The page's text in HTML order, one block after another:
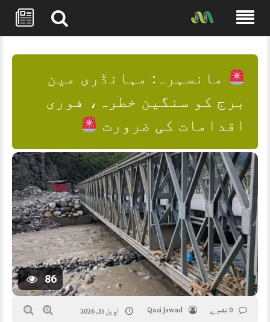
content
مانسہرہ: مہانڈری مین
برج کو سنگین خطرہ، فوری
اقدامات کی ضرورت
86
Qazi Jawad اپریل 25, 2026